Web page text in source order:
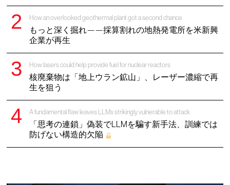
How an overlooked geothermal plant got a second chance
もっと深く掘れ——採算割れの地熱発電所を米新興
企業が再生
How lasers could help provide fuel for nuclear reactors
核廃棄物は「地上ウラン鉱山」、レーザー濃縮で再
生を狙う
A fundamental flaw leaves LLMs strikingly vulnerable to attack
「思考の連鎖」偽装でLLMを騙す新手法、訓練では
防げない構造的欠陥